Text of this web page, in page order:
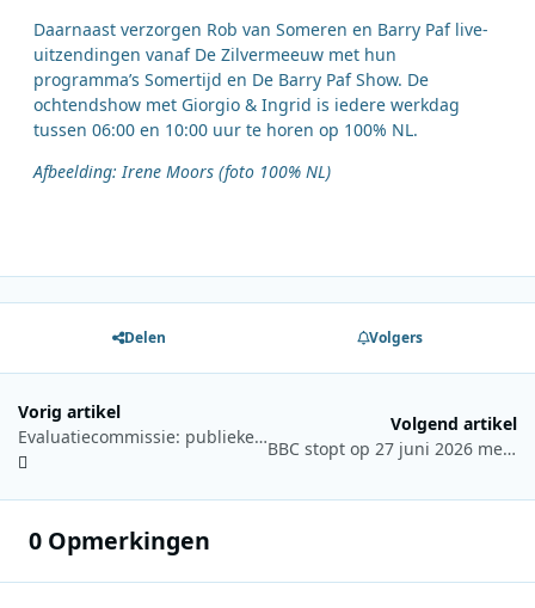
Daarnaast verzorgen Rob van Someren en Barry Paf live-
uitzendingen vanaf De Zilvermeeuw met hun
programma’s Somertijd en De Barry Paf Show. De
ochtendshow met Giorgio & Ingrid is iedere werkdag
tussen 06:00 en 10:00 uur te horen op 100% NL.
Afbeelding: Irene Moors (foto 100% NL)
Delen Volgers
Vorig artikel
Evaluatiecommissie: publieke omroep mist gezamenlijke koers voor toekomst
Volgend artikel
BBC stopt op 27 juni 2026 met Radio 4 via langegolf
0 Opmerkingen